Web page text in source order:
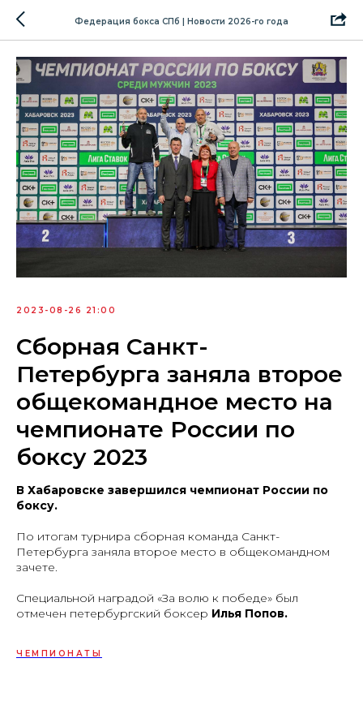
Федерация бокса СПб | Новости 2026-го года
2023-08-26 21:00
Сборная Санкт-
Петербурга заняла второе
общекомандное место на
чемпионате России по
боксу 2023
В Хабаровске завершился чемпионат России по
боксу.
По итогам турнира сборная команда Санкт-
Петербурга заняла второе место в общекомандном
зачете.
Специальной наградой «За волю к победе» был
отмечен петербургский боксер Илья Попов.
ЧЕМПИОНАТЫ